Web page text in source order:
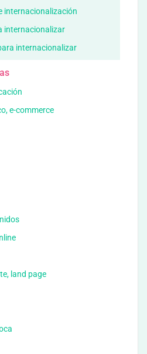
internacionalización
internacionalizar
internacionalizar
e-commerce
land page